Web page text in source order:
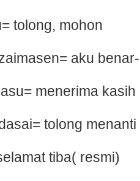
tolong, mohon
aku
menerima kasih
tolong
tiba( resmi)